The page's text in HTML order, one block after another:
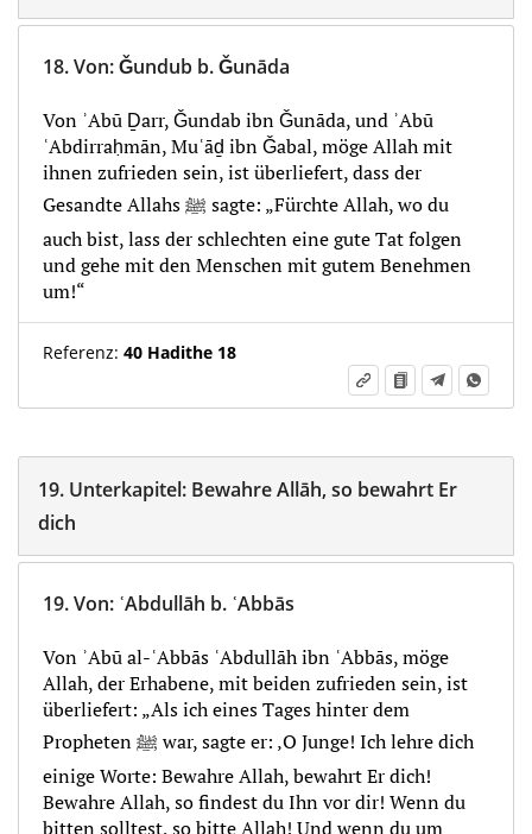
18.Von:Ǧundub b. Ǧunāda
Von ʾAbū Ḏarr, Ǧundab ibn Ǧunāda, und ʾAbū
ʿAbdirraḥmān, Muʿāḏ ibn Ǧabal, möge Allah mit
ihnen zufrieden sein, ist überliefert, dass der
Gesandte Allahs ﷺ sagte: „Fürchte Allah, wo du
auch bist, lass der schlechten eine gute Tat folgen
und gehe mit den Menschen mit gutem Benehmen
um!“
Referenz: 40 Hadithe 18
19. Unterkapitel: Bewahre Allāh, so bewahrt Er
dich
19.Von: ʿAbdullāh b. ʿAbbās
Von ʾAbū al-ʿAbbās ʿAbdullāh ibn ʿAbbās, möge
Allah, der Erhabene, mit beiden zufrieden sein, ist
überliefert: „Als ich eines Tages hinter dem
Propheten ﷺ war, sagte er: ‚O Junge! Ich lehre dich
einige Worte: Bewahre Allah, bewahrt Er dich!
Bewahre Allah, so findest du Ihn vor dir! Wenn du
bitten solltest, so bitte Allah! Und wenn du um